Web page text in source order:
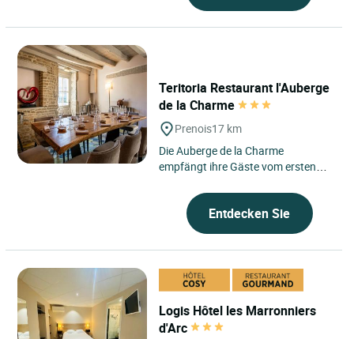
Teritoria Restaurant l'Auberge
de la Charme
Prenois17 km
Die Auberge de la Charme
empfängt ihre Gäste vom ersten
Landhaus, gelegen in Prenois, im
Département...Entdecken Sie
Logis Hôtel les Marronniers
d'Arc